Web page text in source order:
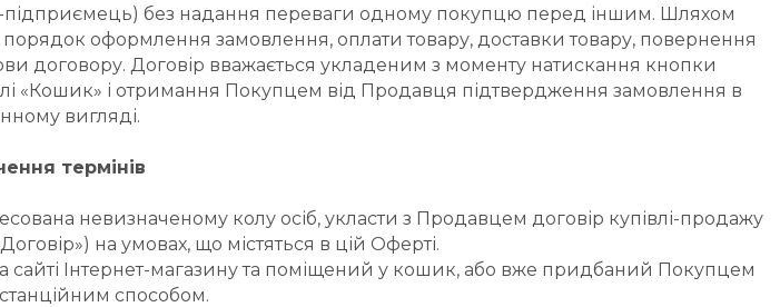
підприємець) без надання переваги одному покупцю перед іншим. Шляхом
оформлення замовлення, оплати товару, доставки товару, повернення
договору. Договір вважається укладеним з моменту натискання кнопки
«Кошик» і отримання Покупцем від Продавця підтвердження замовлення в
вигляді.
термінів
невизначеному колу осіб, укласти з Продавцем договір купівлі-продажу
на умовах, що містяться в цій Оферті.
сайті Інтернет-магазину та поміщений у кошик, або вже придбаний Покупцем
способом.